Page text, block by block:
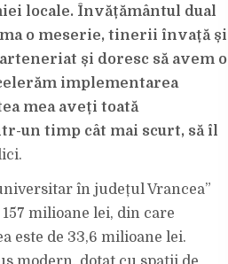
locale. Învățământul dual
o meserie, tinerii învață și
și doresc să avem o
implementarea
mea aveți toată
un timp cât mai scurt, să îl
în județul Vrancea”
milioane lei, din care
este de 33,6 milioane lei.